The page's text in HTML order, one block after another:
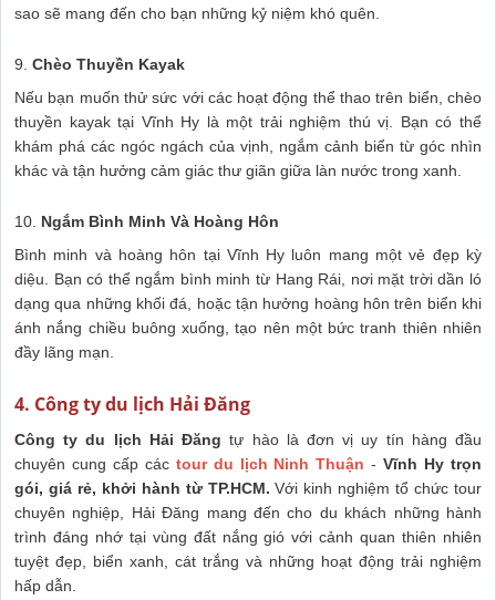
sao sẽ mang đến cho bạn những kỷ niệm khó quên.
9. Chèo Thuyền Kayak
Nếu bạn muốn thử sức với các hoạt động thể thao trên biển, chèo
thuyền kayak tại Vĩnh Hy là một trải nghiệm thú vị. Bạn có thể
khám phá các ngóc ngách của vịnh, ngắm cảnh biển từ góc nhìn
khác và tận hưởng cảm giác thư giãn giữa làn nước trong xanh.
10. Ngắm Bình Minh Và Hoàng Hôn
Bình minh và hoàng hôn tại Vĩnh Hy luôn mang một vẻ đẹp kỳ
diệu. Bạn có thể ngắm bình minh từ Hang Rái, nơi mặt trời dần ló
dạng qua những khối đá, hoặc tận hưởng hoàng hôn trên biển khi
ánh nắng chiều buông xuống, tạo nên một bức tranh thiên nhiên
đầy lãng mạn.
4. Công ty du lịch Hải Đăng
Công ty du lịch Hải Đăngtự hào là đơn vị uy tín hàng đầu
chuyên cung cấp các tour du lịch Ninh Thuận -Vĩnh Hy trọn
gói, giá rẻ, khởi hành từ TP.HCM. Với kinh nghiệm tổ chức tour
chuyên nghiệp, Hải Đăng mang đến cho du khách những hành
trình đáng nhớ tại vùng đất nắng gió với cảnh quan thiên nhiên
tuyệt đẹp, biển xanh, cát trắng và những hoạt động trải nghiệm
hấp dẫn.